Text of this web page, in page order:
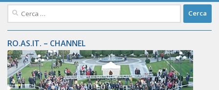
Ricerca
RO.AS.IT. – CHANNEL